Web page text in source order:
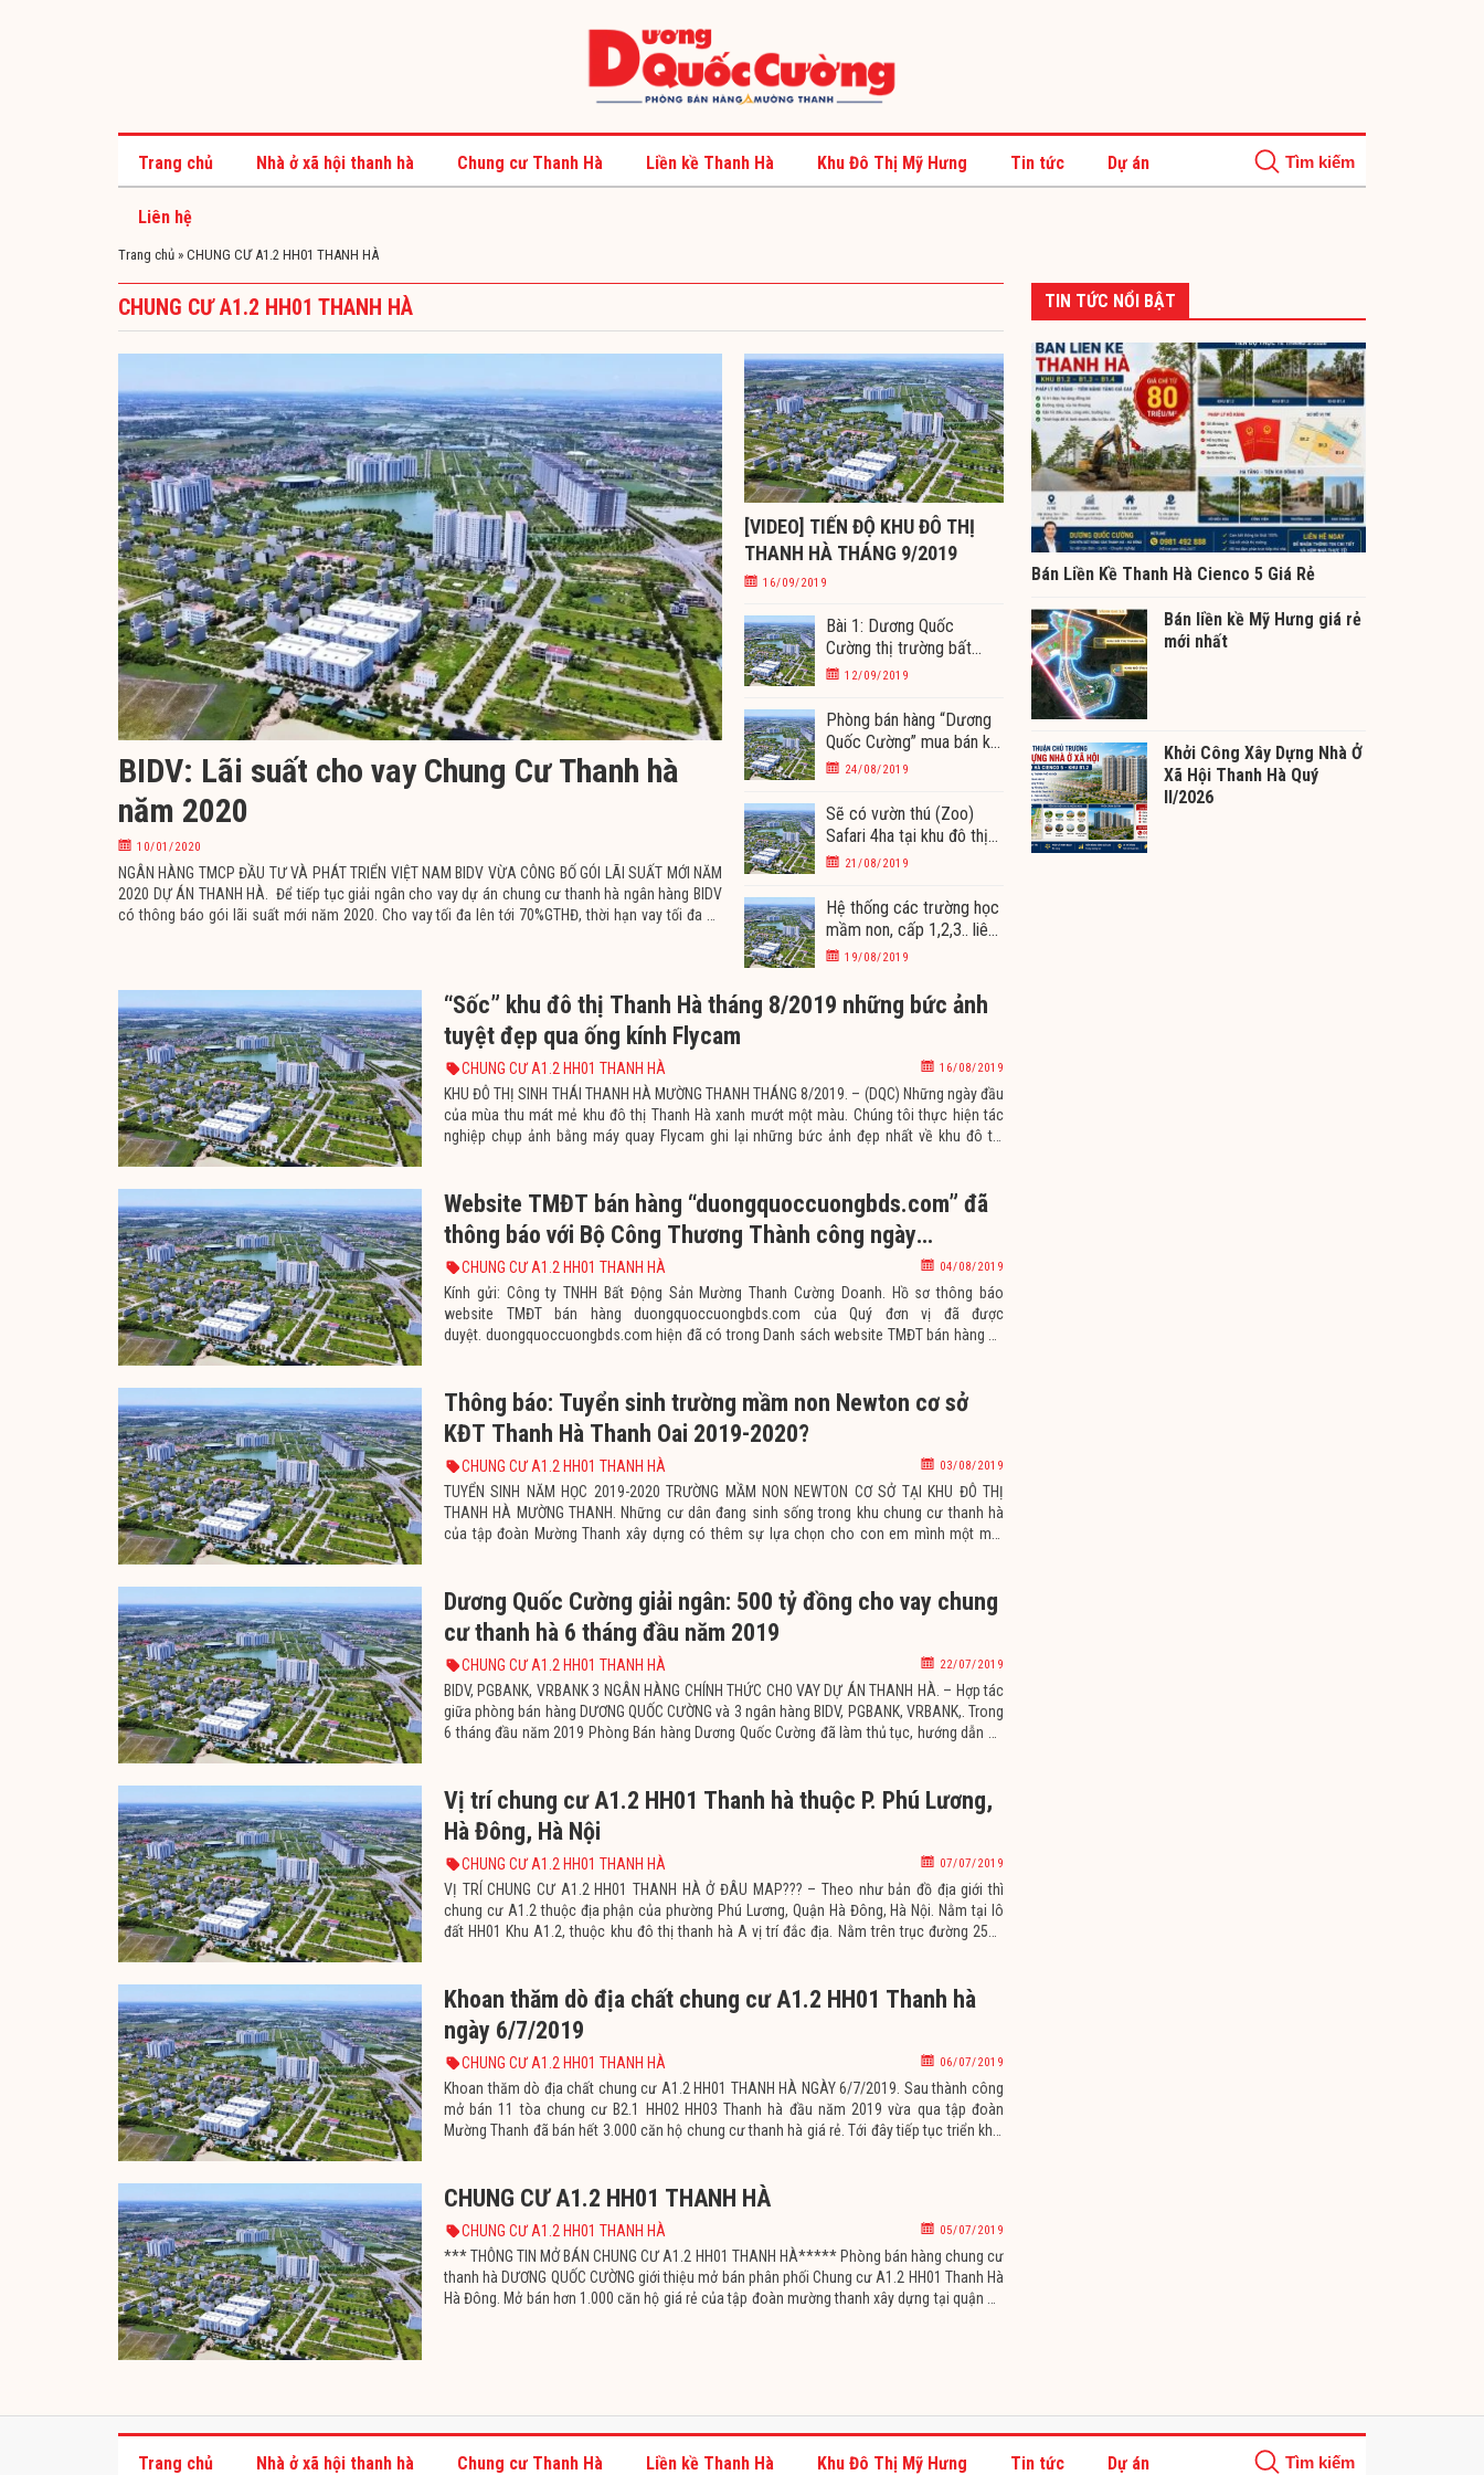
Trang chủ Nhà ở xã hội thanh hà Chung cư Thanh Hà Liền kề Thanh Hà Khu Đô Thị Mỹ Hưng Tin tức Dự án
Liên hệ
Trang chủ » CHUNG CƯ A1.2 HH01 THANH HÀ
CHUNG CƯ A1.2 HH01 THANH HÀ
BIDV: Lãi suất cho vay Chung Cư Thanh hà
năm 2020
10/01/2020
NGÂN HÀNG TMCP ĐẦU TƯ VÀ PHÁT TRIỂN VIỆT NAM BIDV VỪA CÔNG BỐ GÓI LÃI SUẤT MỚI NĂM
2020 DỰ ÁN THANH HÀ. Để tiếp tục giải ngân cho vay dự án chung cư thanh hà ngân hàng BIDV
có thông báo gói lãi suất mới năm 2020. Cho vay tối đa lên tới 70%GTHĐ, thời hạn vay tối đa 20
[VIDEO] TIẾN ĐỘ KHU ĐÔ THỊ
THANH HÀ THÁNG 9/2019
16/09/2019
Bài 1: Dương Quốc
Cường thị trường bất
động sản dự án Thanh Hà
12/09/2019
Phòng bán hàng “Dương
Quốc Cường” mua bán ký
gửi chung cư, kiot Thanh
24/08/2019
Sẽ có vườn thú (Zoo)
Safari 4ha tại khu đô thị
Thanh Hà Cienco 5
21/08/2019
Hệ thống các trường học
mầm non, cấp 1,2,3.. liên
cấp tại khu đô thị Thanh
19/08/2019
“Sốc” khu đô thị Thanh Hà tháng 8/2019 những bức ảnh
tuyệt đẹp qua ống kính Flycam
CHUNG CƯ A1.2 HH01 THANH HÀ 16/08/2019
KHU ĐÔ THỊ SINH THÁI THANH HÀ MƯỜNG THANH THÁNG 8/2019. – (DQC) Những ngày đầu
của mùa thu mát mẻ khu đô thị Thanh Hà xanh mướt một màu. Chúng tôi thực hiện tác
nghiệp chụp ảnh bằng máy quay Flycam ghi lại những bức ảnh đẹp nhất về khu đô thị
Website TMĐT bán hàng “duongquoccuongbds.com” đã
thông báo với Bộ Công Thương Thành công ngày
1/8/2019
CHUNG CƯ A1.2 HH01 THANH HÀ 04/08/2019
Kính gửi: Công ty TNHH Bất Động Sản Mường Thanh Cường Doanh. Hồ sơ thông báo
website TMĐT bán hàng duongquoccuongbds.com của Quý đơn vị đã được
duyệt. duongquoccuongbds.com hiện đã có trong Danh sách website TMĐT bán hàng đã
Thông báo: Tuyển sinh trường mầm non Newton cơ sở
KĐT Thanh Hà Thanh Oai 2019-2020?
CHUNG CƯ A1.2 HH01 THANH HÀ 03/08/2019
TUYỂN SINH NĂM HỌC 2019-2020 TRƯỜNG MẦM NON NEWTON CƠ SỞ TẠI KHU ĐÔ THỊ
THANH HÀ MƯỜNG THANH. Những cư dân đang sinh sống trong khu chung cư thanh hà
của tập đoàn Mường Thanh xây dựng có thêm sự lựa chọn cho con em mình một môi
Dương Quốc Cường giải ngân: 500 tỷ đồng cho vay chung
cư thanh hà 6 tháng đầu năm 2019
CHUNG CƯ A1.2 HH01 THANH HÀ 22/07/2019
BIDV, PGBANK, VRBANK 3 NGÂN HÀNG CHÍNH THỨC CHO VAY DỰ ÁN THANH HÀ. – Hợp tác
giữa phòng bán hàng DƯƠNG QUỐC CƯỜNG và 3 ngân hàng BIDV, PGBANK, VRBANK,. Trong
6 tháng đầu năm 2019 Phòng Bán hàng Dương Quốc Cường đã làm thủ tục, hướng dẫn hồ
Vị trí chung cư A1.2 HH01 Thanh hà thuộc P. Phú Lương,
Hà Đông, Hà Nội
CHUNG CƯ A1.2 HH01 THANH HÀ 07/07/2019
VỊ TRÍ CHUNG CƯ A1.2 HH01 THANH HÀ Ở ĐÂU MAP??? – Theo như bản đồ địa giới thì
chung cư A1.2 thuộc địa phận của phường Phú Lương, Quận Hà Đông, Hà Nội. Nằm tại lô
đất HH01 Khu A1.2, thuộc khu đô thị thanh hà A vị trí đắc địa. Nằm trên trục đường 25m,
Khoan thăm dò địa chất chung cư A1.2 HH01 Thanh hà
ngày 6/7/2019
CHUNG CƯ A1.2 HH01 THANH HÀ 06/07/2019
Khoan thăm dò địa chất chung cư A1.2 HH01 THANH HÀ NGÀY 6/7/2019. Sau thành công
mở bán 11 tòa chung cư B2.1 HH02 HH03 Thanh hà đầu năm 2019 vừa qua tập đoàn
Mường Thanh đã bán hết 3.000 căn hộ chung cư thanh hà giá rẻ. Tới đây tiếp tục triển khai
CHUNG CƯ A1.2 HH01 THANH HÀ
CHUNG CƯ A1.2 HH01 THANH HÀ 05/07/2019
*** THÔNG TIN MỞ BÁN CHUNG CƯ A1.2 HH01 THANH HÀ***** Phòng bán hàng chung cư
thanh hà DƯƠNG QUỐC CƯỜNG giới thiệu mở bán phân phối Chung cư A1.2 HH01 Thanh Hà
Hà Đông. Mở bán hơn 1.000 căn hộ giá rẻ của tập đoàn mường thanh xây dựng tại quận Hà
TIN TỨC NỔI BẬT
Bán Liền Kề Thanh Hà Cienco 5 Giá Rẻ
Bán liền kề Mỹ Hưng giá rẻ
mới nhất
Khởi Công Xây Dựng Nhà Ở
Xã Hội Thanh Hà Quý
II/2026
Trang chủ Nhà ở xã hội thanh hà Chung cư Thanh Hà Liền kề Thanh Hà Khu Đô Thị Mỹ Hưng Tin tức Dự án